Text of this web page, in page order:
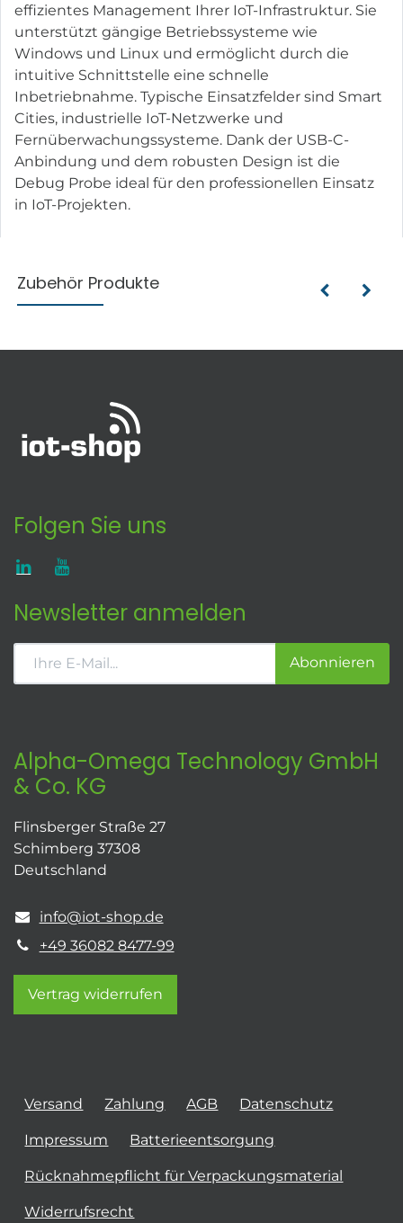
effizientes Management Ihrer IoT-Infrastruktur. Sie
unterstützt gängige Betriebssysteme wie
Windows und Linux und ermöglicht durch die
intuitive Schnittstelle eine schnelle
Inbetriebnahme. Typische Einsatzfelder sind Smart
Cities, industrielle IoT-Netzwerke und
Fernüberwachungssysteme. Dank der USB-C-
Anbindung und dem robusten Design ist die
Debug Probe ideal für den professionellen Einsatz
in IoT-Projekten.
Zubehör Produkte
Folgen Sie uns
Newsletter anmelden
Abonnieren
Alpha-Omega Technology GmbH
& Co. KG
Flinsberger Straße 27
Schimberg 37308
Deutschland
info@iot-shop.de
+49 36082 8477-99
Vertrag widerrufen
Versand Zahlung AGB Datenschutz
Impressum Batterieentsorgung
Rücknahmepflicht für Verpackungsmaterial
Widerrufsrecht